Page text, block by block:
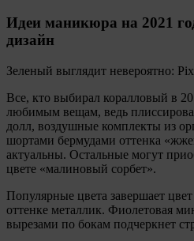
Идеи маникюра на 2021
дизайн
Зеленый выглядит невероятно:
Все, кто выбирал коралловый в
любимым вещам, ведь
долл, воздушные комплекты из
шортами бермудами оттенка
актуальны. Остальные могут
цвете «малиновый сорбет».
Популярные цвета завершает
оттенке металлик. Фиолетовая
вырезами по бокам подчеркнет